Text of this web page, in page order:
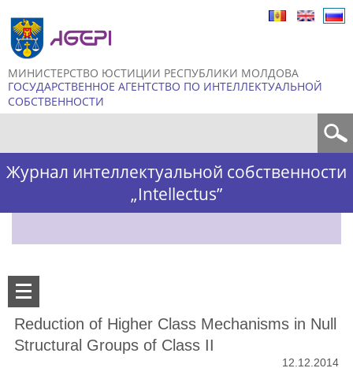
МИНИСТЕРСТВО ЮСТИЦИИ РЕСПУБЛИКИ МОЛДОВА
ГОСУДАРСТВЕННОЕ АГЕНТСТВО ПО ИНТЕЛЛЕКТУАЛЬНОЙ
СОБСТВЕННОСТИ
Журнал интеллектуальной собственности
„Intellectus”
Reduction of Higher Class Mechanisms in Null
Structural Groups of Class II
12.12.2014